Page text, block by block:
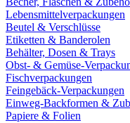
Lebensmittelverpackungen
Beutel & Verschlüsse
Etiketten & Banderolen
Behälter, Dosen & Trays
Obst- & Gemüse-
Fischverpackungen
Feingebäck-Verpackungen
Einweg-Backformen &
Papiere & Folien